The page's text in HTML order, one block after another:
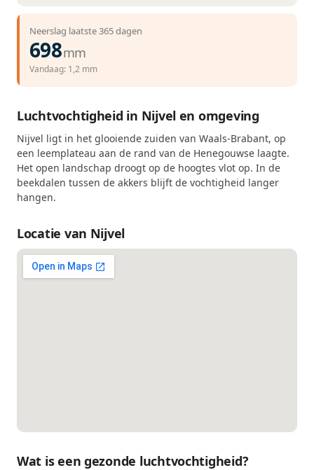
Neerslag laatste 365 dagen
698mm
Vandaag: 1,2 mm
Luchtvochtigheid in Nijvel en omgeving
Nijvel ligt in het glooiende zuiden van Waals-Brabant, op
een leemplateau aan de rand van de Henegouwse laagte.
Het open landschap droogt op de hoogtes vlot op. In de
beekdalen tussen de akkers blijft de vochtigheid langer
hangen.
Locatie van Nijvel
Wat is een gezonde luchtvochtigheid?